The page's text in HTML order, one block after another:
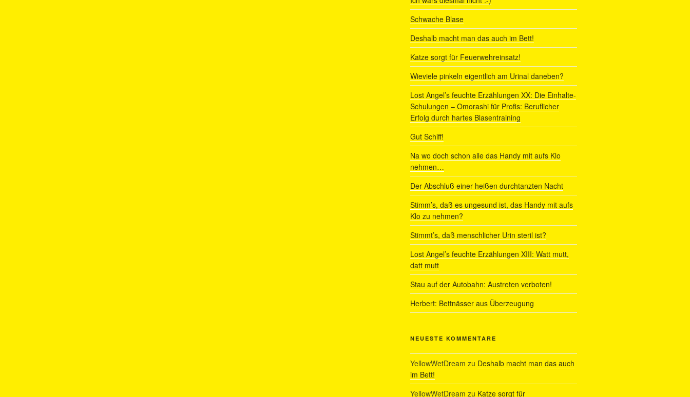
Schwache Blase
Deshalb macht man das auch im Bett!
Katze sorgt für Feuerwehreinsatz!
Wieviele pinkeln eigentlich am Urinal daneben?
Lost Angel’s feuchte Erzählungen XX: Die Einhalte-
Schulungen – Omorashi für Profis: Beruflicher
Erfolg durch hartes Blasentraining
Gut Schiff!
Na wo doch schon alle das Handy mit aufs Klo
nehmen…
Der Abschluß einer heißen durchtanzten Nacht
Stimm’s, daß es ungesund ist, das Handy mit aufs
Klo zu nehmen?
Stimmt’s, daß menschlicher Urin steril ist?
Lost Angel’s feuchte Erzählungen XIII: Watt mutt,
datt mutt
Stau auf der Autobahn: Austreten verboten!
Herbert: Bettnässer aus Überzeugung
NEUESTE KOMMENTARE
YellowWetDream zu Deshalb macht man das auch
im Bett!
YellowWetDream zu Katze sorgt für